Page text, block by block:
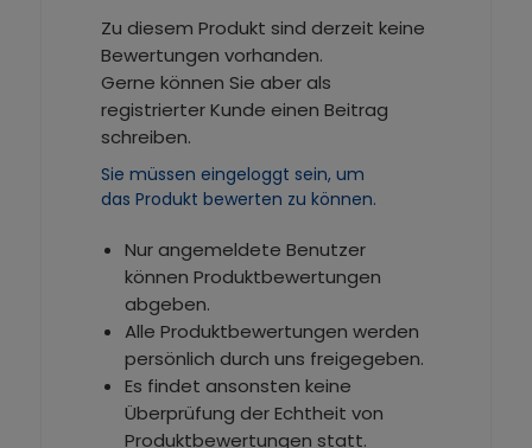
Zu diesem Produkt sind derzeit keine
Bewertungen vorhanden.
Gerne können Sie aber als
registrierter Kunde einen Beitrag
schreiben.
Sie müssen eingeloggt sein, um
das Produkt bewerten zu können.
Nur angemeldete Benutzer
können Produktbewertungen
abgeben.
Alle Produktbewertungen werden
persönlich durch uns freigegeben.
Es findet ansonsten keine
Überprüfung der Echtheit von
Produktbewertungen statt.